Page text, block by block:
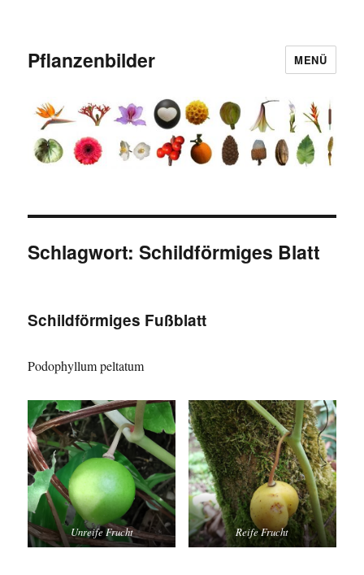
Pflanzenbilder MENÜ
Schlagwort:Schildförmiges Blatt
Schildförmiges Fußblatt
Podophyllum peltatum
Unreife Frucht Reife Frucht